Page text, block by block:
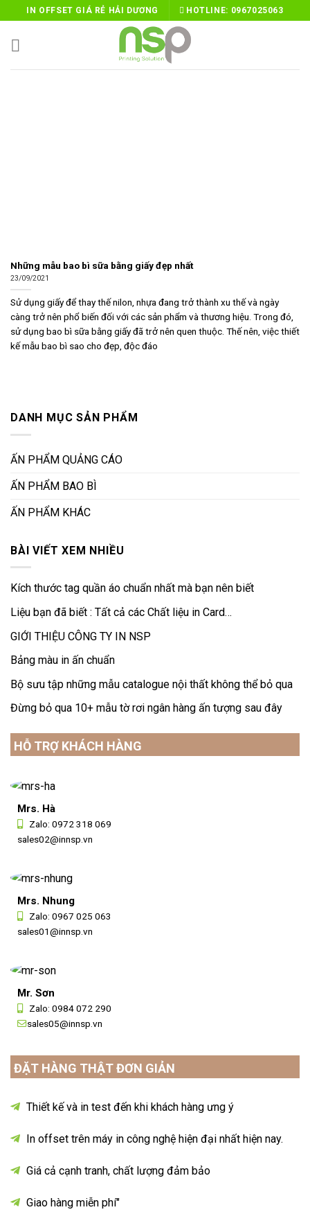
to
content
IN OFFSET GIÁ RẺ HẢI DƯƠNG HOTLINE: 0967025063
DANH MỤC SẢN PHẨM
ẤN PHẨM QUẢNG CÁO
ẤN PHẨM BAO BÌ
ẤN PHẨM KHÁC
BÀI VIẾT XEM NHIỀU
Kích thước tag quần áo chuẩn nhất mà bạn nên biết
Liệu bạn đã biết : Tất cả các Chất liệu in Card…
GIỚI THIỆU CÔNG TY IN NSP
Bảng màu in ấn chuẩn
Bộ sưu tập những mẫu catalogue nội thất không thể bỏ qua
Đừng bỏ qua 10+ mẫu tờ rơi ngân hàng ấn tượng sau đây
HỖ TRỢ KHÁCH HÀNG
Mrs. Hà
Zalo: 0972 318 069
sales02@innsp.vn
Mrs. Nhung
Zalo: 0967 025 063
sales01@innsp.vn
Mr. Sơn
Zalo: 0984 072 290
sales05@innsp.vn
ĐẶT HÀNG THẬT ĐƠN GIẢN
Thiết kế và in test đến khi khách hàng ưng ý
In offset trên máy in công nghệ hiện đại nhất hiện nay.
Giá cả cạnh tranh, chất lượng đảm bảo
Giao hàng miễn phí"
Những mẫu bao bì sữa bằng giấy đẹp nhất
23/09/2021
Sử dụng giấy để thay thế nilon, nhựa đang trở thành xu thế và ngày
càng trở nên phổ biến đối với các sản phẩm và thương hiệu. Trong đó,
sử dụng bao bì sữa bằng giấy đã trở nên quen thuộc. Thế nên, việc thiết
kế mẫu bao bì sao cho đẹp, độc đáo